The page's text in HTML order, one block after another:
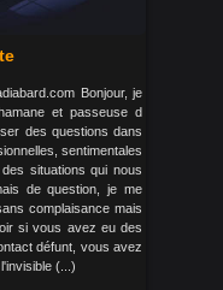
Bonjour, je
et passeuse d
des questions dans
sentimentales
situations qui nous
de question, je me
complaisance mais
si vous avez eu des
défunt, vous avez
(...)